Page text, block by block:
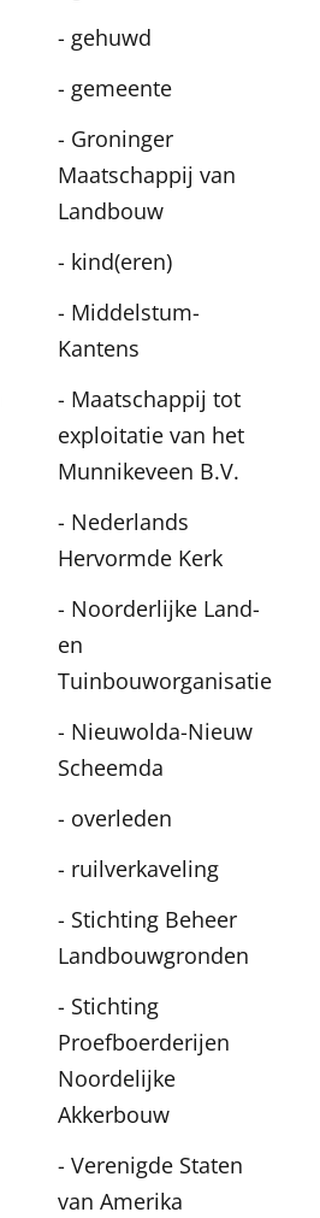
- gehuwd
- gemeente
- Groninger
Maatschappij van
Landbouw
- kind(eren)
- Middelstum-
Kantens
- Maatschappij tot
exploitatie van het
Munnikeveen B.V.
- Nederlands
Hervormde Kerk
- Noorderlijke Land-
en
Tuinbouworganisatie
- Nieuwolda-Nieuw
Scheemda
- overleden
- ruilverkaveling
- Stichting Beheer
Landbouwgronden
- Stichting
Proefboerderijen
Noordelijke
Akkerbouw
- Verenigde Staten
van Amerika